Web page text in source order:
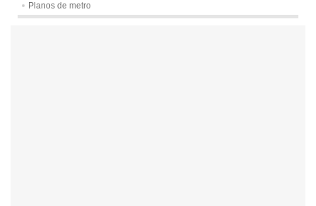
Planos de metro